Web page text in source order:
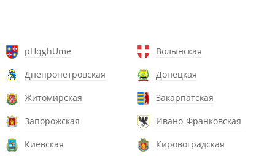
pHqghUme
Волынская
Днепропетровская
Донецкая
Житомирская
Закарпатская
Запорожская
Ивано-Франковская
Киевская
Кировоградская